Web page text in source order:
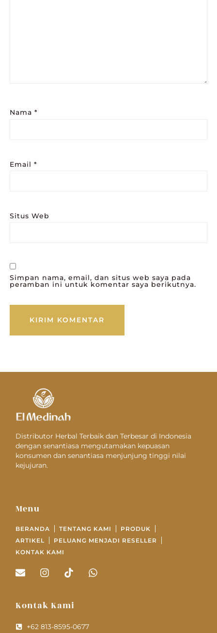
Nama *
Email *
Situs Web
Simpan nama, email, dan situs web saya pada
peramban ini untuk komentar saya berikutnya.
Distributor Herbal Terbaik dan Terbesar di Indonesia
dengan senantiasa mengutamakan kepuasan
konsumen dan senantiasa menjunjung tinggi nilai
kejujuran.
Menu
BERANDA TENTANG KAMI
PRODUK
ARTIKEL
PELUANG MENJADI RESELLER
KONTAK KAMI
Kontak Kami
+62 813-8595-0677